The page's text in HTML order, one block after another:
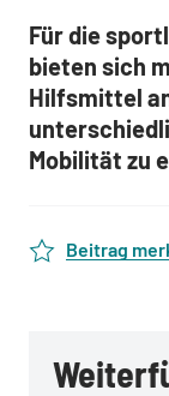
Für die
bieten sich
Hilfsmittel
Mobilität zu
Beitrag